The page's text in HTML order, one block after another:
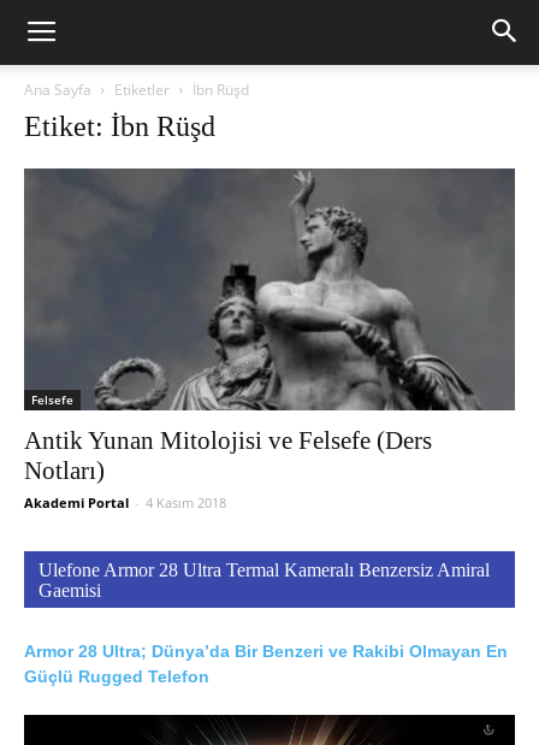
Ana Sayfa Etiketler İbn Rüşd
Etiket: İbn Rüşd
Felsefe
Antik Yunan Mitolojisi ve Felsefe (Ders
Notları)
Akademi Portal - 4 Kasım 2018
Ulefone Armor 28 Ultra Termal Kameralı Benzersiz Amiral
Gaemisi
Armor 28 Ultra; Dünya’da Bir Benzeri ve Rakibi Olmayan En
Güçlü Rugged Telefon